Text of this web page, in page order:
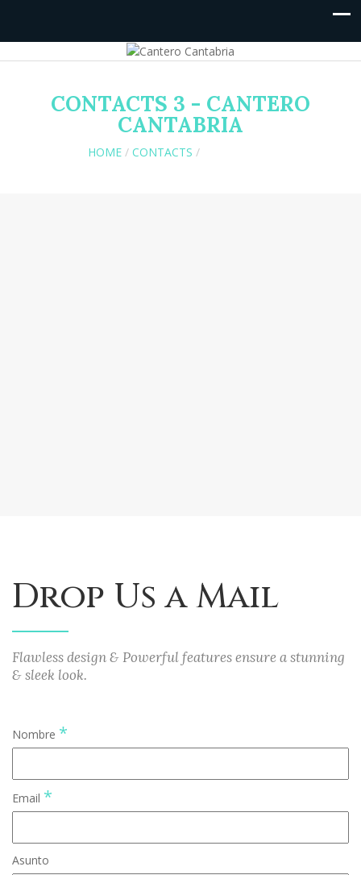
CONTACTS 3 - CANTERO
CANTABRIA
HOME / CONTACTS /
Drop Us a Mail
Flawless design & Powerful features ensure a stunning
& sleek look.
Nombre *
Email *
Asunto